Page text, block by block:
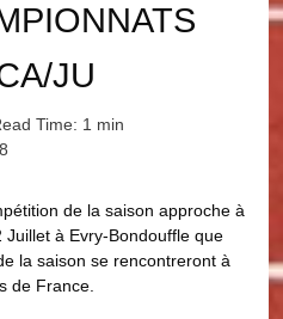
JU
Time: 1 min
de la saison approche à
à Evry-Bondouffle que
la saison se rencontreront à
de France.